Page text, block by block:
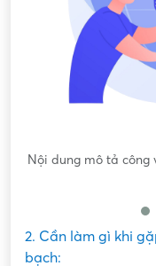
Hứa hẹn "việc nhẹ
2. Cần làm gì khi
bạch: